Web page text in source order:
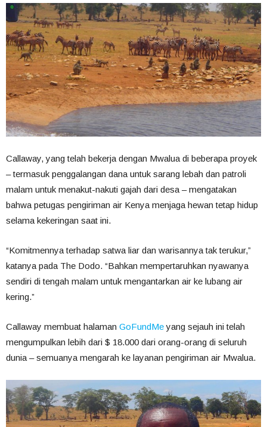
Callaway, yang telah bekerja dengan Mwalua di beberapa proyek
– termasuk penggalangan dana untuk sarang lebah dan patroli
malam untuk menakut-nakuti gajah dari desa – mengatakan
bahwa petugas pengiriman air Kenya menjaga hewan tetap hidup
selama kekeringan saat ini.
“Komitmennya terhadap satwa liar dan warisannya tak terukur,”
katanya pada The Dodo. “Bahkan mempertaruhkan nyawanya
sendiri di tengah malam untuk mengantarkan air ke lubang air
kering.”
Callaway membuat halaman GoFundMeyang sejauh ini telah
mengumpulkan lebih dari $ 18.000 dari orang-orang di seluruh
dunia – semuanya mengarah ke layanan pengiriman air Mwalua.